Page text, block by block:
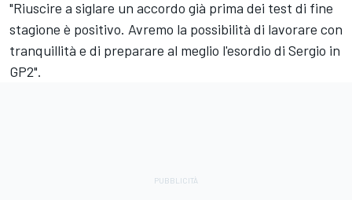
"Riuscire a siglare un accordo già prima dei test di fine
stagione è positivo. Avremo la possibilità di lavorare con
tranquillità e di preparare al meglio l'esordio di Sergio in
GP2".